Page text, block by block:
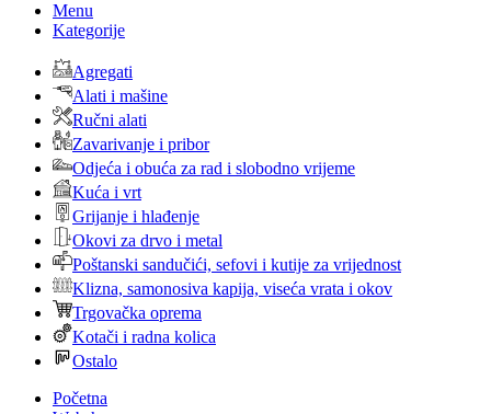
Menu
Kategorije
Agregati
Alati i mašine
Ručni alati
Zavarivanje i pribor
Odjeća i obuća za rad i slobodno vrijeme
Kuća i vrt
Grijanje i hlađenje
Okovi za drvo i metal
Poštanski sandučići, sefovi i kutije za vrijednost
Klizna, samonosiva kapija, viseća vrata i okov
Trgovačka oprema
Kotači i radna kolica
Ostalo
Početna